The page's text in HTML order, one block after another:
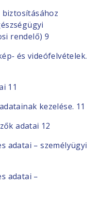
biztosításához
rendelő) 9
és videófelvételek.
11
kezelése. 11
adatai 12
adatai – személyügyi
adatai –